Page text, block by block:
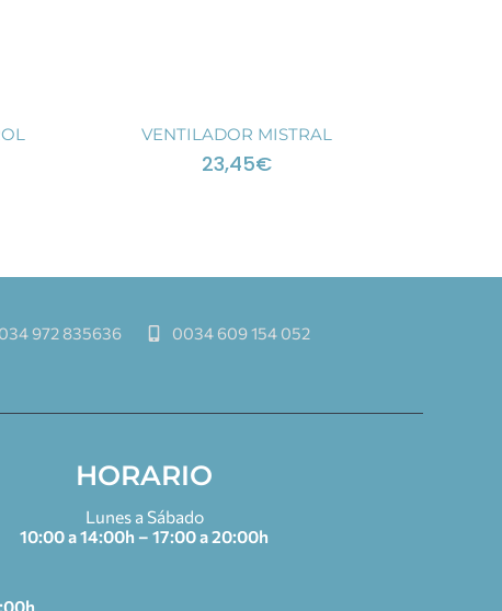
VENTILADOR MISTRAL
23,45€
972 835636
0034 609 154 052
HORARIO
Lunes a Sábado
10:00 a 14:00h – 17:00 a 20:00h